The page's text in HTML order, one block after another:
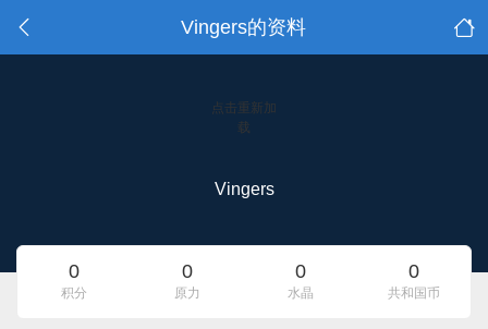
Vingers的资料
点击重新加
载
Vingers
0
积分
0
原力
0
水晶
0
共和国币